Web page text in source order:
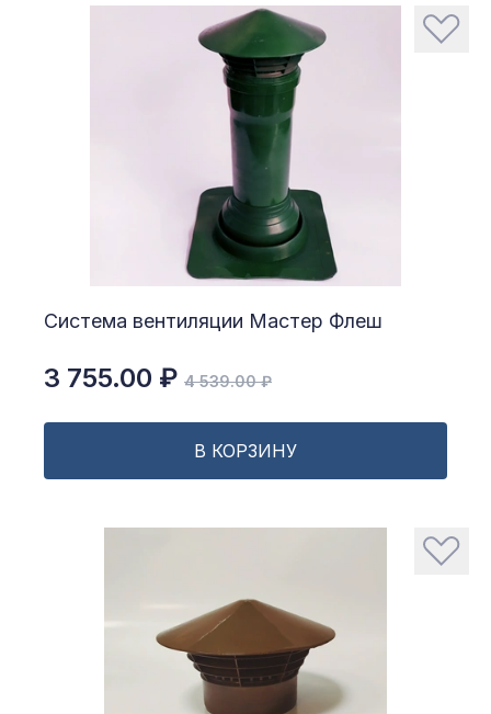
Система вентиляции Мастер Флеш
3 755.00 ₽ 4 539.00 ₽
В КОРЗИНУ